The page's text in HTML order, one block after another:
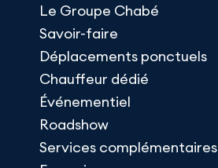
Le Groupe Chabé
Savoir-faire
Déplacements ponctuels
Chauffeur dédié
Événementiel
Roadshow
Services complémentaires